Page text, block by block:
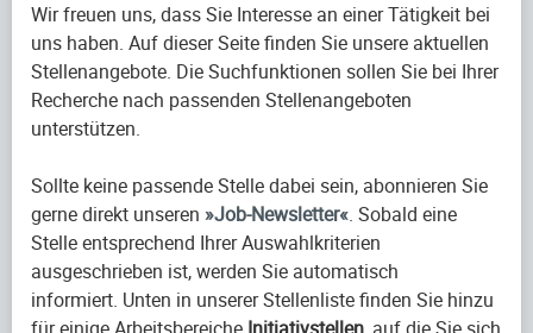
Wir freuen uns, dass Sie Interesse an einer Tätigkeit bei
uns haben. Auf dieser Seite finden Sie unsere aktuellen
Stellenangebote. Die Suchfunktionen sollen Sie bei Ihrer
Recherche nach passenden Stellenangeboten
unterstützen.
Sollte keine passende Stelle dabei sein, abonnieren Sie
gerne direkt unseren Job-Newsletter . Sobald eine
Stelle entsprechend Ihrer Auswahlkriterien
ausgeschrieben ist, werden Sie automatisch
informiert. Unten in unserer Stellenliste finden Sie hinzu